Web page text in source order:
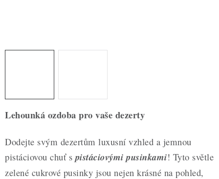
NOVÉ ZBOŽÍ
Nepřevzetí zásilky na dobírku
Hodnocení obchodu
Blog
Moje objednávka
Lehounká ozdoba pro vaše dezerty
Dodejte svým dezertům luxusní vzhled a jemnou
pistáciovou chuť spistáciovými pusinkami! Tyto světle
zelené cukrové pusinky jsou nejen krásné na pohled,